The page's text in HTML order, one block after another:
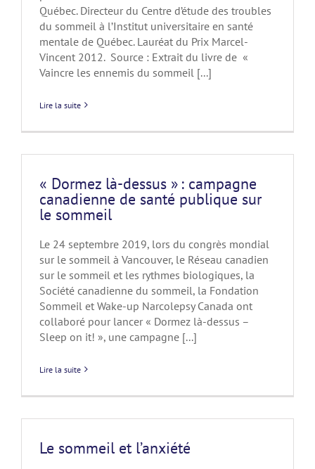
Québec. Directeur du Centre d’étude des troubles
du sommeil à l’Institut universitaire en santé
mentale de Québec. Lauréat du Prix Marcel-
Vincent 2012. Source : Extrait du livre de «
Vaincre les ennemis du sommeil [...]
Lire la suite
« Dormez là-dessus » : campagne
canadienne de santé publique sur
le sommeil
Le 24 septembre 2019, lors du congrès mondial
sur le sommeil à Vancouver, le Réseau canadien
sur le sommeil et les rythmes biologiques, la
Société canadienne du sommeil, la Fondation
Sommeil et Wake-up Narcolepsy Canada ont
collaboré pour lancer « Dormez là-dessus –
Sleep on it! », une campagne [...]
Lire la suite
Le sommeil et l’anxiété